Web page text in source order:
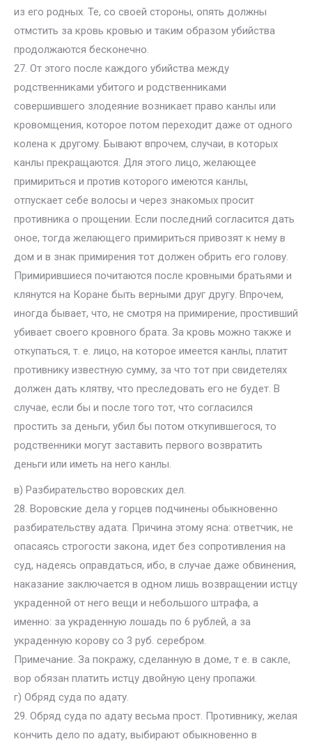
из его родных. Те, со своей стороны, опять должны
отмстить за кровь кровью и таким образом убийства
продолжаются бесконечно.
27. От этого после каждого убийства между
родственниками убитого и родственниками
совершившего злодеяние возникает право канлы или
кровомщения, которое потом переходит даже от одного
колена к другому. Бывают впрочем, случаи, в которых
канлы прекращаются. Для этого лицо, желающее
примириться и против которого имеются канлы,
отпускает себе волосы и через знакомых просит
противника о прощении. Если последний согласится дать
оное, тогда желающего примириться привозят к нему в
дом и в знак примирения тот должен обрить его голову.
Примирившиеся почитаются после кровными братьями и
клянутся на Коране быть верными друг другу. Впрочем,
иногда бывает, что, не смотря на примирение, простивший
убивает своего кровного брата. За кровь можно также и
откупаться, т. е. лицо, на которое имеется канлы, платит
противнику известную сумму, за что тот при свидетелях
должен дать клятву, что преследовать его не будет. В
случае, если бы и после того тот, что согласился
простить за деньги, убил бы потом откупившегося, то
родственники могут заставить первого возвратить
деньги или иметь на него канлы.
в) Разбирательство воровских дел.
28. Воровские дела у горцев подчинены обыкновенно
разбирательству адата. Причина этому ясна: ответчик, не
опасаясь строгости закона, идет без сопротивления на
суд, надеясь оправдаться, ибо, в случае даже обвинения,
наказание заключается в одном лишь возвращении истцу
украденной от него вещи и небольшого штрафа, а
именно: за украденную лошадь по 6 рублей, а за
украденную корову со 3 руб. серебром.
Примечание. За покражу, сделанную в доме, т е. в сакле,
вор обязан платить истцу двойную цену пропажи.
г) Обряд суда по адату.
29. Обряд суда по адату весьма прост. Противнику, желая
кончить дело по адату, выбирают обыкновенно в